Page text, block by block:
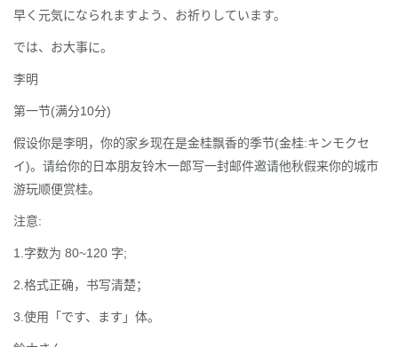
早く元気になられますよう、お祈りしています。
では、お大事に。
李明
第一节(满分10分)
假设你是李明，你的家乡现在是金桂飘香的季节(金桂:キンモクセ
イ)。请给你的日本朋友铃木一郎写一封邮件邀请他秋假来你的城市
游玩顺便赏桂。
注意:
1.字数为 80~120 字;
2.格式正确，书写清楚；
3.使用「です、ます」体。